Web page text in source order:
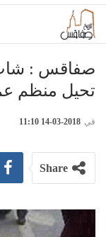
صفاقس : شاب
تحيل منظم
في 2018-03-14 11:10
Share